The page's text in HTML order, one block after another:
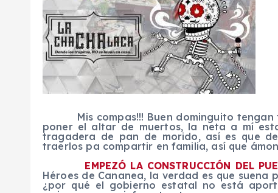
Mis compas!!! Buen dominguito tengan
poner el altar de muertos, la neta a mí
tragadera de pan de morido, así es que
traerlos pa compartir en familia, así que
EMPEZÓ LA CONSTRUCCIÓN DEL
Héroes de Cananea, la verdad es que
¿por qué el gobierno estatal no está